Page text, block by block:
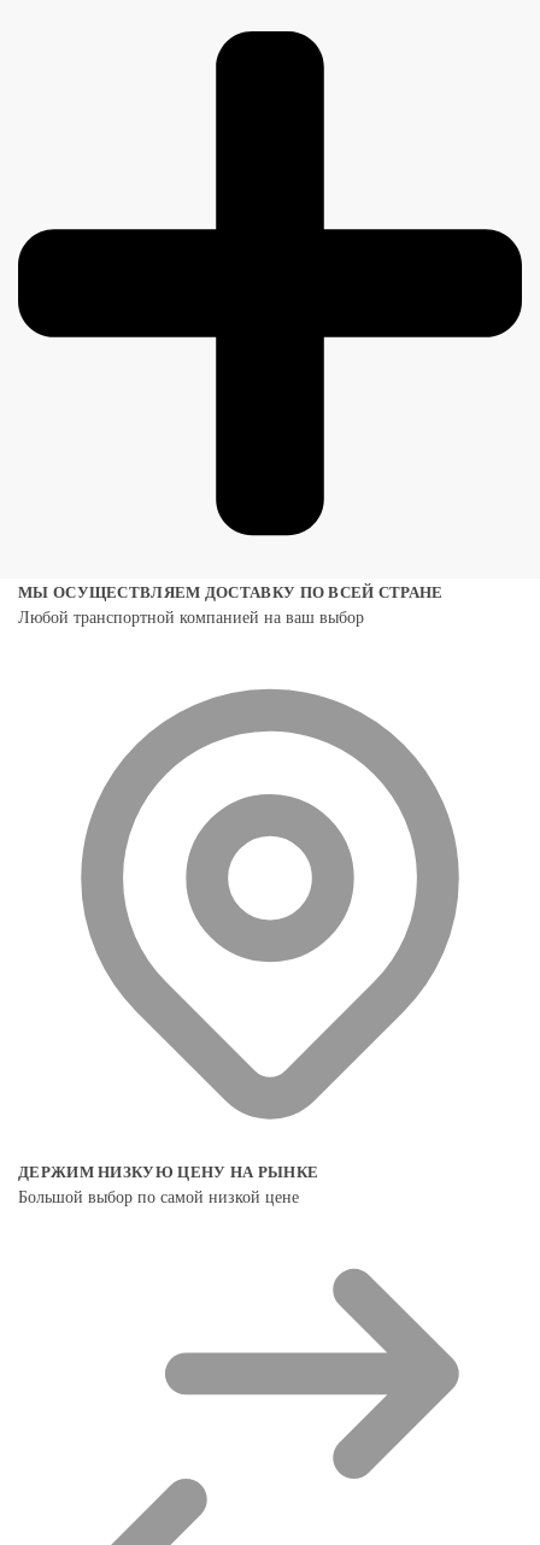
МЫ ОСУЩЕСТВЛЯЕМ ДОСТАВКУ ПО ВСЕЙ СТРАНЕ
Любой транспортной компанией на ваш выбор
ДЕРЖИМ НИЗКУЮ ЦЕНУ НА РЫНКЕ
Большой выбор по самой низкой цене